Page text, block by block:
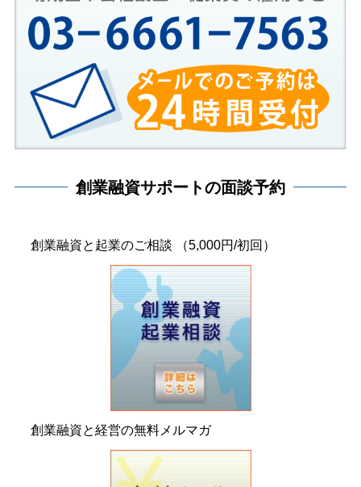
創業融資サポートの面談予約
創業融資と起業のご相談 （5,000円/初回）
創業融資と経営の無料メルマガ